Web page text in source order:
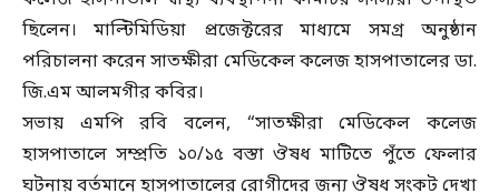
ছিলেন। মাল্টিমিডিয়া প্রজেক্টরের মাধ্যমে সমগ্র অনুষ্ঠান
পরিচালনা করেন সাতক্ষীরা মেডিকেল কলেজ হাসপাতালের ডা.
জি.এম আলমগীর কবির।
সভায় এমপি রবি বলেন, “সাতক্ষীরা মেডিকেল কলেজ
হাসপাতালে সম্প্রতি ১০/১৫ বস্তা ঔষধ মাটিতে পুঁতে ফেলার
ঘটনায় বর্তমানে হাসপাতালের রোগীদের জন্য ঔষধ সংকট দেখা